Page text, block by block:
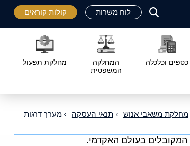
פתח
סגור לוח משרות קולות קוראים
כספים וכלכלה
המחלקה
המשפטית
מחלקת תפעול
מחלקת משאבי אנוש תנאי העסקה מערך דרגות
בעולם האקדמי.